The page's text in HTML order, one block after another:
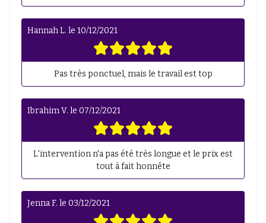
Hannah L. le 10/12/2021
Pas très ponctuel, mais le travail est top
Ibrahim V. le 07/12/2021
L'intervention n'a pas été très longue et le prix est
tout à fait honnête
Jenna F. le 03/12/2021